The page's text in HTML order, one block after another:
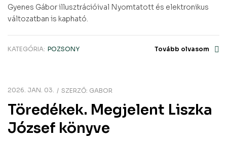
Gyenes Gábor illusztrációival Nyomtatott és elektronikus
változatban is kapható.
KATEGÓRIA: POZSONY Tovább olvasom
2026. JAN. 03. SZERZŐ: GABOR
Töredékek. Megjelent Liszka
József könyve